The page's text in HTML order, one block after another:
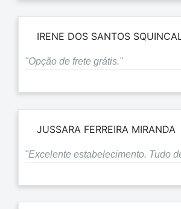
IRENE DOS SANTOS
"Opção de frete grátis."
JUSSARA FERREIRA MIRANDA
"Excelente estabelecimento. Tudo